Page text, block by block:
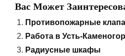
Вас Может
Противопожарные
Работа в Усть-
Радиусные шкафы